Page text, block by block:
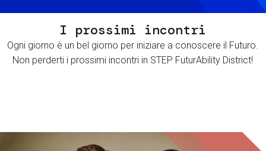
I prossimi incontri
Ogni giorno è un bel giorno per iniziare a conoscere il Futuro.
Non perderti i prossimi incontri in STEP FuturAbility District!